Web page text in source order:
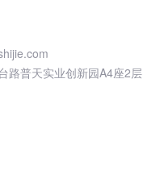
路普天实业创新园A4座2层